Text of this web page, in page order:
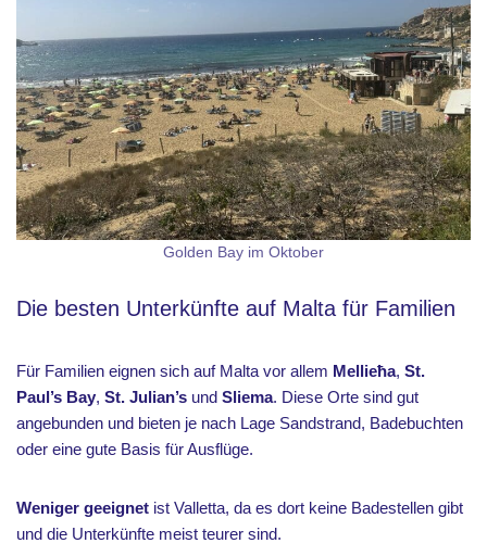
Golden Bay im Oktober
Die besten Unterkünfte auf Malta für Familien
Für Familien eignen sich auf Malta vor allem Mellieħa, St.
Paul’s Bay, St. Julian’s und Sliema. Diese Orte sind gut
angebunden und bieten je nach Lage Sandstrand, Badebuchten
oder eine gute Basis für Ausflüge.
Weniger geeignet ist Valletta, da es dort keine Badestellen gibt
und die Unterkünfte meist teurer sind.